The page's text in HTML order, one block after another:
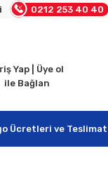
0212 253 40 40
Yap | Üye ol
ile Bağlan
Ücretleri ve Teslimat